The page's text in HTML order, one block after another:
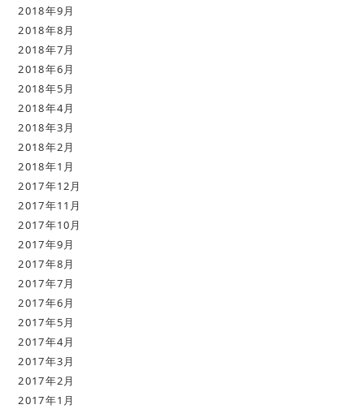
2018年9月
2018年8月
2018年7月
2018年6月
2018年5月
2018年4月
2018年3月
2018年2月
2018年1月
2017年12月
2017年11月
2017年10月
2017年9月
2017年8月
2017年7月
2017年6月
2017年5月
2017年4月
2017年3月
2017年2月
2017年1月